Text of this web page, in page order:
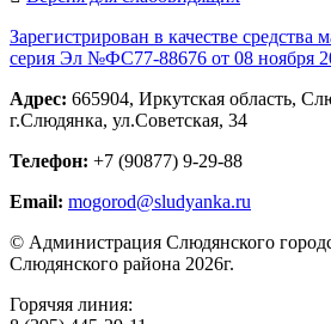
Зарегистрирован в качестве
серия Эл №ФС77-88676 от 08 ноября
Адрес: 665904, Иркутская область,
г.Слюдянка, ул.Советская, 34
Телефон: +7 (90877) 9-29-88
Email: mogorod@sludyanka.ru
© Администрация Слюдянского
Слюдянского района 2026г.
Горячяя линия: